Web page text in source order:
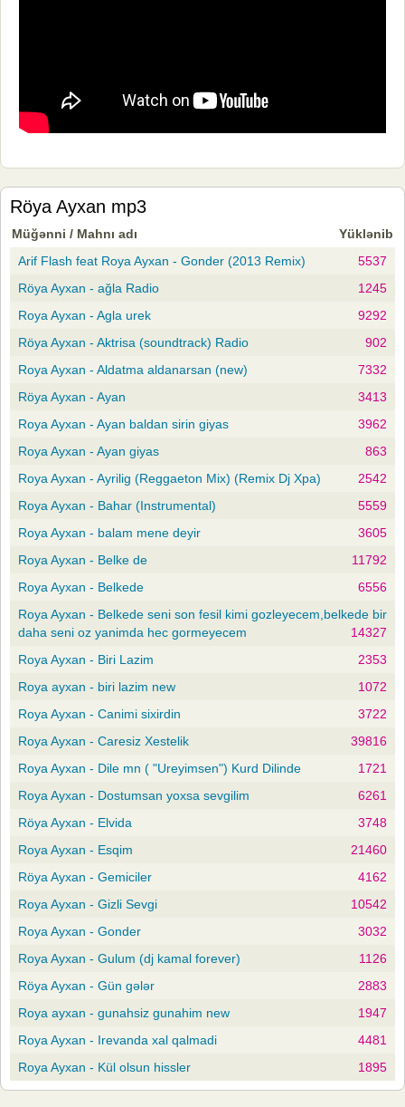
Röya Ayxan mp3
Müğənni / Mahnı adı
Yüklənib
Arif Flash feat Roya Ayxan - Gonder (2013 Remix)
5537
Röya Ayxan - ağla Radio
1245
Roya Ayxan - Agla urek
9292
Röya Ayxan - Aktrisa (soundtrack) Radio
902
Roya Ayxan - Aldatma aldanarsan (new)
7332
Röya Ayxan - Ayan
3413
Roya Ayxan - Ayan baldan sirin giyas
3962
Roya Ayxan - Ayan giyas
863
Roya Ayxan - Ayrilig (Reggaeton Mix) (Remix Dj Xpa)
2542
Roya Ayxan - Bahar (Instrumental)
5559
Roya Ayxan - balam mene deyir
3605
Roya Ayxan - Belke de
11792
Roya Ayxan - Belkede
6556
Roya Ayxan - Belkede seni son fesil kimi gozleyecem,belkede bir
daha seni oz yanimda hec gormeyecem
14327
Roya Ayxan - Biri Lazim
2353
Roya ayxan - biri lazim new
1072
Roya Ayxan - Canimi sixirdin
3722
Roya Ayxan - Caresiz Xestelik
39816
Roya Ayxan - Dile mn ( "Ureyimsen") Kurd Dilinde
1721
Roya Ayxan - Dostumsan yoxsa sevgilim
6261
Röya Ayxan - Elvida
3748
Roya Ayxan - Esqim
21460
Röya Ayxan - Gemiciler
4162
Roya Ayxan - Gizli Sevgi
10542
Roya Ayxan - Gonder
3032
Roya Ayxan - Gulum (dj kamal forever)
1126
Röya Ayxan - Gün gələr
2883
Roya ayxan - gunahsiz gunahim new
1947
Roya Ayxan - Irevanda xal qalmadi
4481
Roya Ayxan - Kül olsun hissler
1895